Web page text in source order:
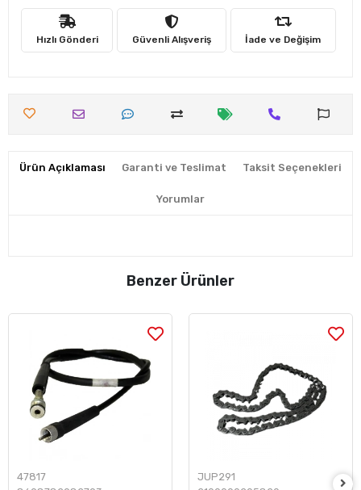
Hızlı Gönderi Güvenli Alışveriş İade ve Değişim
Ürün Açıklaması Garanti ve Teslimat Taksit Seçenekleri
Yorumlar
Benzer Ürünler
47817
JUP291